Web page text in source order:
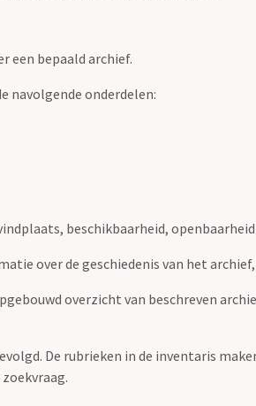
een bepaald archief.
navolgende onderdelen:
beschikbaarheid, openbaarheid
over de geschiedenis van het
overzicht van beschreven
De rubrieken in de inventaris